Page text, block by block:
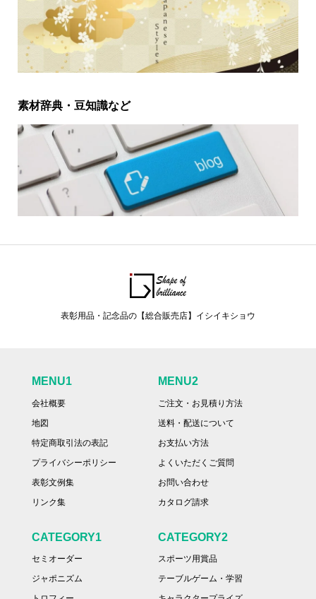
素材辞典・豆知識など
表彰用品・記念品の【総合販売店】イシイキショウ
MENU1
会社概要
地図
特定商取引法の表記
プライバシーポリシー
表彰文例集
リンク集
MENU2
ご注文・お見積り方法
送料・配送について
お支払い方法
よくいただくご質問
お問い合わせ
カタログ請求
CATEGORY1
セミオーダー
ジャポニズム
CATEGORY2
スポーツ用賞品
テーブルゲーム・学習